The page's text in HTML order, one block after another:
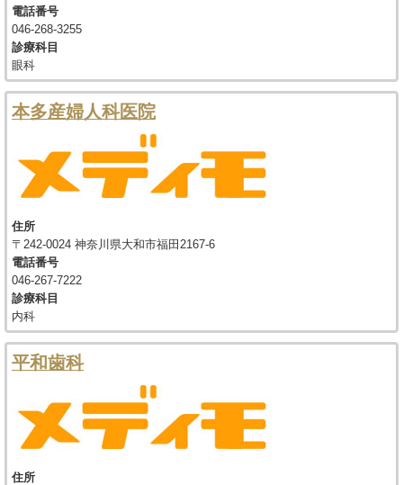
電話番号
046-268-3255
診療科目
眼科
本多産婦人科医院
住所
〒242-0024 神奈川県大和市福田2167-6
電話番号
046-267-7222
診療科目
内科
平和歯科
住所